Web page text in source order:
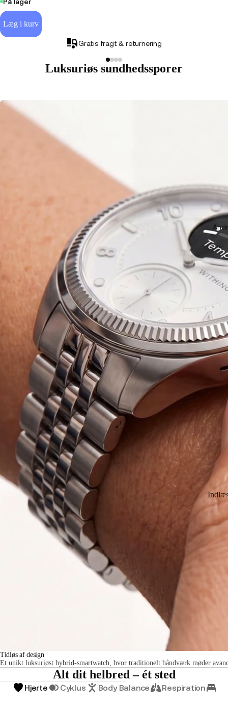
Læg i kurv
Gratis fragt & returnering
Luksuriøs sundhedssporer
Tidløs af design
Et unikt luksuriøst hybrid-smartwatch, hvor traditionelt håndværk møder
Alt dit helbred – ét sted
Hjerte Cyklus Body Balance Respiration